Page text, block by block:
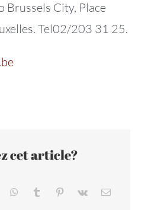
Brussels City, Place
Tel02/203 31 25.
cet article?